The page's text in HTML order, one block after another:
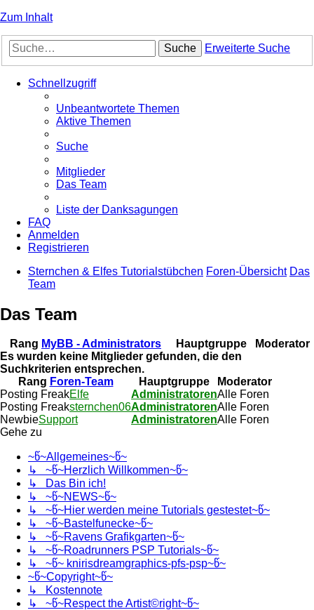
Zum Inhalt
Suche Erweiterte Suche
Schnellzugriff
Unbeantwortete Themen
Aktive Themen
Suche
Mitglieder
Das Team
Liste der Danksagungen
FAQ
Anmelden
Registrieren
Sternchen & Elfes Tutorialstübchen Foren-Übersicht Das
Team
Das Team
Rang MyBB - Administrators Hauptgruppe
Moderator
Es wurden keine Mitglieder gefunden, die den
Suchkriterien entsprechen.
Rang Foren-Team Hauptgruppe
Moderator
Posting FreakElfe AdministratorenAlle Foren
Posting Freaksternchen06AdministratorenAlle Foren
NewbieSupport AdministratorenAlle Foren
Gehe zu
~წ~Allgemeines~წ~
↳ ~წ~Herzlich Willkommen~წ~
↳ Das Bin ich!
↳ ~წ~NEWS~წ~
↳ ~წ~Hier werden meine Tutorials gestestet~წ~
↳ ~წ~Bastelfunecke~წ~
↳ ~წ~Ravens Grafikgarten~წ~
↳ ~წ~Roadrunners PSP Tutorials~წ~
↳ ~წ~ knirisdreamgraphics-pfs-psp~წ~
~წ~Copyright~წ~
↳ Kostennote
↳ ~წ~Respect the Artist©right~წ~